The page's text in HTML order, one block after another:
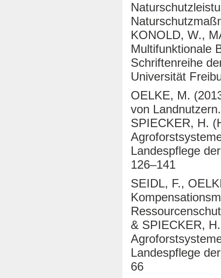
KONOLD, W.,
Multifunktionale
Schriftenreihe
Universität
OELKE, M.
von
SPIECKER, H.
Landespflege
126–141
SEIDL, F.,
& SPIECKER,
Landespflege
66